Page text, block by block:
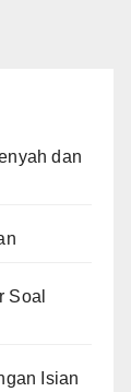
dan
Soal
Isian